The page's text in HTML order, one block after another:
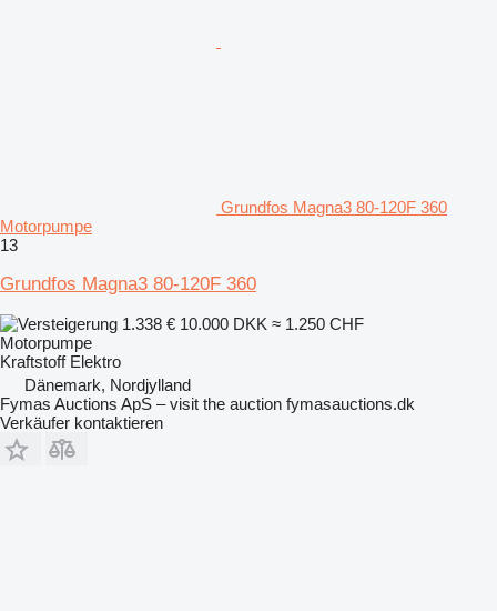
Grundfos Magna3 80-120F 360
Motorpumpe
13
Grundfos Magna3 80-120F 360
1.338 € 10.000 DKK ≈ 1.250 CHF
Motorpumpe
Kraftstoff Elektro
Dänemark, Nordjylland
Fymas Auctions ApS – visit the auction fymasauctions.dk
Verkäufer kontaktieren